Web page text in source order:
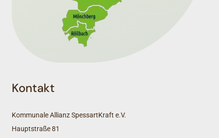
Kontakt
Kommunale Allianz SpessartKraft e.V.
Hauptstraße 81